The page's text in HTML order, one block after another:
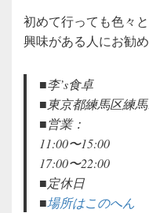
初めて行っても色々
興味がある人にお勧め
■李’s食卓
■東京都練馬区練
■営業：
11:00〜15:00
17:00〜22:00
■定休日
■場所はこのへん